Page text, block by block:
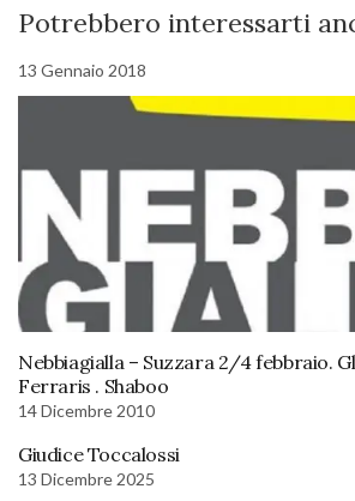
Potrebbero interessarti
13 Gennaio 2018
Nebbiagialla – Suzzara 2/4 febbraio.
Ferraris . Shaboo
14 Dicembre 2010
Giudice Toccalossi
13 Dicembre 2025